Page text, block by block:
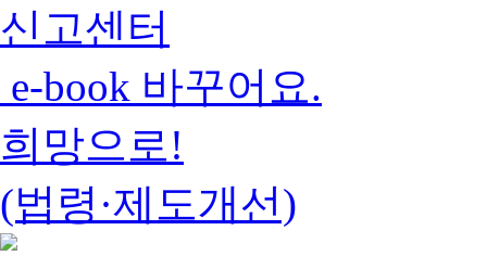
신고센터
e-book 바꾸어요.
희망으로!
(법령·제도개선)